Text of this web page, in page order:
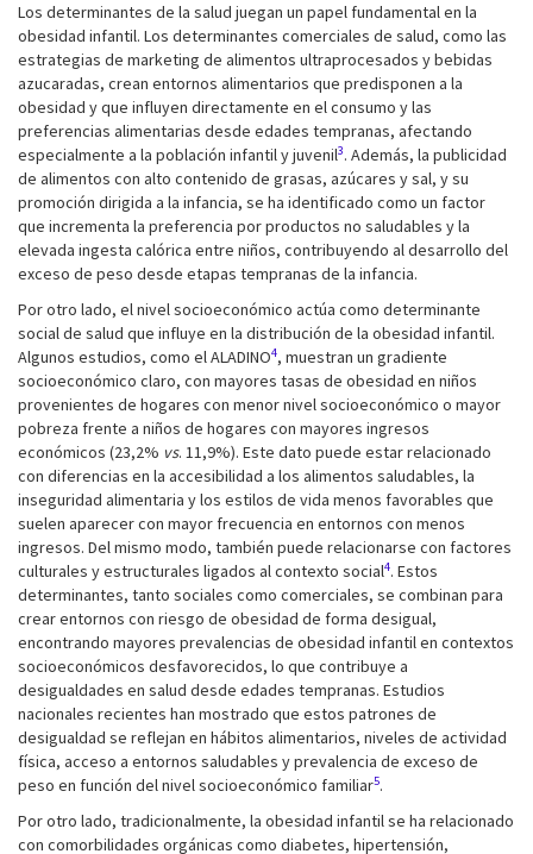
Los determinantes de la salud juegan un papel fundamental en la
obesidad infantil. Los determinantes comerciales de salud, como las
estrategias de marketing de alimentos ultraprocesados y bebidas
azucaradas, crean entornos alimentarios que predisponen a la
obesidad y que influyen directamente en el consumo y las
preferencias alimentarias desde edades tempranas, afectando
especialmente a la población infantil y juvenil3. Además, la publicidad
de alimentos con alto contenido de grasas, azúcares y sal, y su
promoción dirigida a la infancia, se ha identificado como un factor
que incrementa la preferencia por productos no saludables y la
elevada ingesta calórica entre niños, contribuyendo al desarrollo del
exceso de peso desde etapas tempranas de la infancia.
Por otro lado, el nivel socioeconómico actúa como determinante
social de salud que influye en la distribución de la obesidad infantil.
Algunos estudios, como el ALADINO4, muestran un gradiente
socioeconómico claro, con mayores tasas de obesidad en niños
provenientes de hogares con menor nivel socioeconómico o mayor
pobreza frente a niños de hogares con mayores ingresos
económicos (23,2% vs. 11,9%). Este dato puede estar relacionado
con diferencias en la accesibilidad a los alimentos saludables, la
inseguridad alimentaria y los estilos de vida menos favorables que
suelen aparecer con mayor frecuencia en entornos con menos
ingresos. Del mismo modo, también puede relacionarse con factores
culturales y estructurales ligados al contexto social4. Estos
determinantes, tanto sociales como comerciales, se combinan para
crear entornos con riesgo de obesidad de forma desigual,
encontrando mayores prevalencias de obesidad infantil en contextos
socioeconómicos desfavorecidos, lo que contribuye a
desigualdades en salud desde edades tempranas. Estudios
nacionales recientes han mostrado que estos patrones de
desigualdad se reflejan en hábitos alimentarios, niveles de actividad
física, acceso a entornos saludables y prevalencia de exceso de
peso en función del nivel socioeconómico familiar5.
Por otro lado, tradicionalmente, la obesidad infantil se ha relacionado
con comorbilidades orgánicas como diabetes, hipertensión,